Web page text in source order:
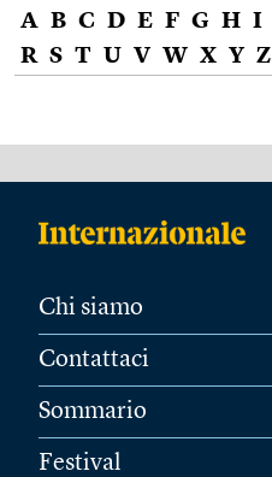
A B C D E F G H I
R S T U V W X Y Z
Chi siamo
Contattaci
Sommario
Festival